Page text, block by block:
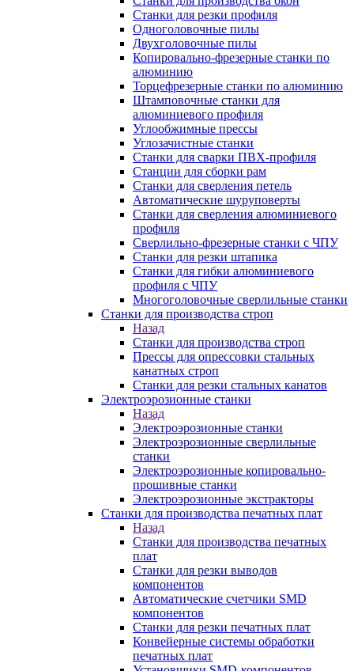
Станки для резки профиля
Одноголовочные пилы
Двухголовочные пилы
Копировально-фрезерные станки по
алюминию
Торцефрезерные станки по алюминию
Штамповочные станки для
алюминиевого профиля
Углообжимные прессы
Углозачистные станки
Станки для сварки ПВХ-профиля
Станции для сборки рам
Станки для сверления петель
Автоматические шуруповерты
Станки для сверления алюминиевого
профиля
Сверлильно-фрезерные станки с ЧПУ
Станки для резки штапика
Станки для гибки алюминиевого
профиля с ЧПУ
Многоголовочные сверлильные станки
Станки для производства строп
Назад
Станки для производства строп
Прессы для опрессовки стальных
канатных строп
Станки для резки стальных канатов
Электроэрозионные станки
Назад
Электроэрозионные станки
Электроэрозионные сверлильные
станки
Электроэрозионные копировально-
прошивные станки
Электроэрозионные экстракторы
Станки для производства печатных плат
Назад
Станки для производства печатных
плат
Станки для резки выводов
компонентов
Автоматические счетчики SMD
компонентов
Станки для резки печатных плат
Конвейерные системы обработки
печатных плат